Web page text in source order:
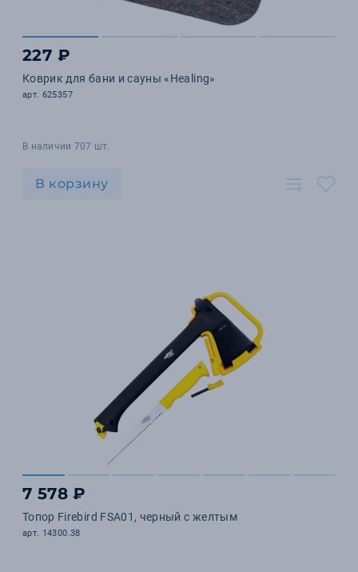
227 ₽
Коврик для бани и сауны «Healing»
арт. 625357
В наличии 707 шт.
В корзину
7 578 ₽
Топор Firebird FSA01, черный с желтым
арт. 14300.38